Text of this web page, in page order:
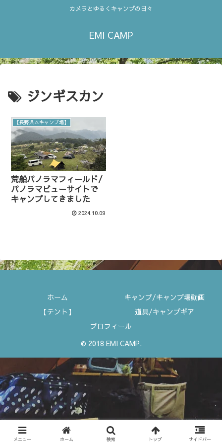
カメラとゆるくキャンプの日々
EMI CAMP
ジンギスカン
【長野県△キャンプ場】
荒船パノラマフィールド/
パノラマビューサイトで
キャンプしてきました
2024.10.09
ホーム
キャンプ/キャンプ場動画
【テント】
道具/キャンプギア
プロフィール
© 2018 EMI CAMP.
メニュー ホーム 検索 トップ サイドバー